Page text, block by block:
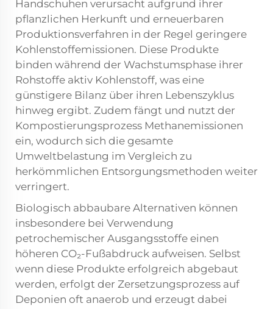
Handschuhen verursacht aufgrund ihrer
pflanzlichen Herkunft und erneuerbaren
Produktionsverfahren in der Regel geringere
Kohlenstoffemissionen. Diese Produkte
binden während der Wachstumsphase ihrer
Rohstoffe aktiv Kohlenstoff, was eine
günstigere Bilanz über ihren Lebenszyklus
hinweg ergibt. Zudem fängt und nutzt der
Kompostierungsprozess Methanemissionen
ein, wodurch sich die gesamte
Umweltbelastung im Vergleich zu
herkömmlichen Entsorgungsmethoden weiter
verringert.
Biologisch abbaubare Alternativen können
insbesondere bei Verwendung
petrochemischer Ausgangsstoffe einen
höheren CO₂-Fußabdruck aufweisen. Selbst
wenn diese Produkte erfolgreich abgebaut
werden, erfolgt der Zersetzungsprozess auf
Deponien oft anaerob und erzeugt dabei